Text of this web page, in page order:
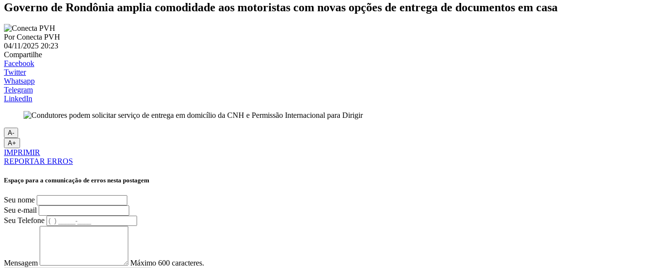
Governo de Rondônia amplia comodidade aos motoristas com novas opções de entrega de documentos em casa
PorConecta PVH
04/11/2025 20:23
Compartilhe
Facebook
Twitter
Whatsapp
Telegram
LinkedIn
A-
A+
IMPRIMIR
REPORTAR ERROS
Espaço para a comunicação de erros nesta postagem
Seu nome
Seu e-mail
Seu Telefone
Mensagem Máximo 600 caracteres.